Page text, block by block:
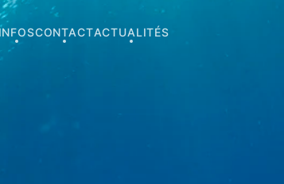
CONTACTACTUALITÉS